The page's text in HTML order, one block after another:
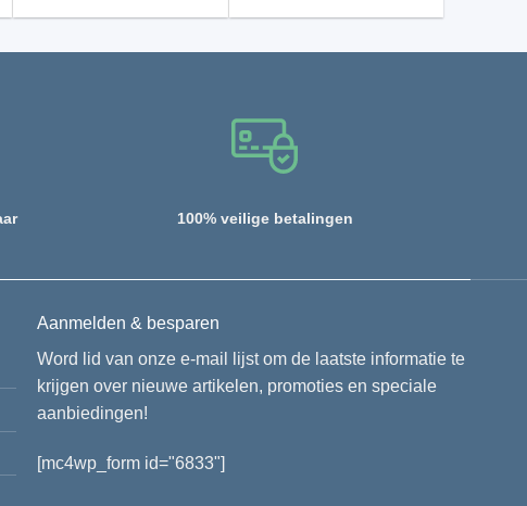
100% veilige betalingen
Aanmelden & besparen
Word lid van onze e-mail lijst om de laatste informatie te
krijgen over nieuwe artikelen, promoties en speciale
aanbiedingen!
[mc4wp_form id="6833"]